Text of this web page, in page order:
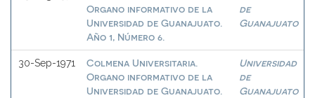
Organo informativo de la
Universidad de Guanajuato.
Año 1, Número 6.
de
Guanajuato
30-Sep-1971
Colmena Universitaria.
Organo informativo de la
Universidad de Guanajuato.
Universidad
de
Guanajuato